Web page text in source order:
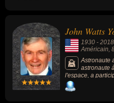
John Watts
1930 - 2018
Américain ,
Astronaute
astronaute
l'espace, a
Lune et est le
types de